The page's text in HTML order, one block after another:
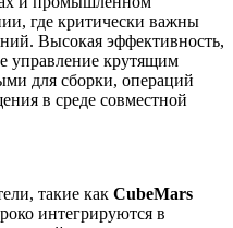
где критически важны
Высокая эффективность,
управление крутящим
для сборки, операций
в среде совместной
такие как CubeMars
интегрируются в